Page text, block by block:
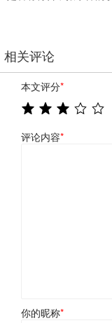
相关评论
本文评分*
评论内容*
你的昵称*